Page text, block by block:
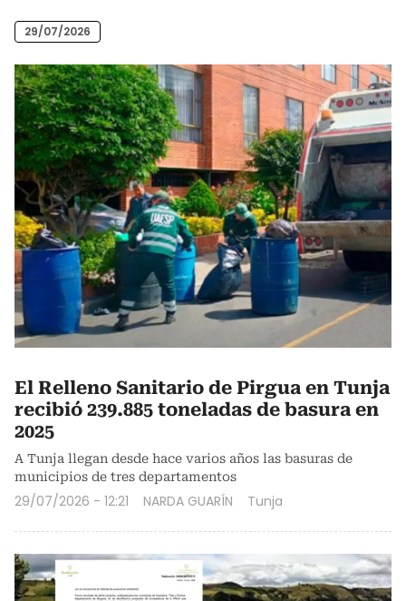
29/07/2026
El Relleno Sanitario de Pirgua en Tunja
recibió 239.885 toneladas de basura en
2025
A Tunja llegan desde hace varios años las basuras de
municipios de tres departamentos
29/07/2026 - 12:21 NARDA GUARÍN Tunja